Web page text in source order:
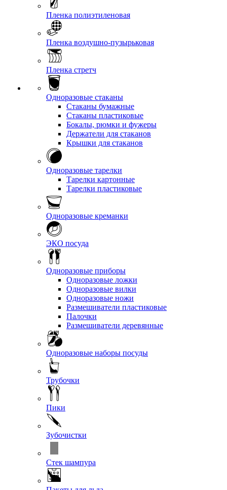
Пленка полиэтиленовая
Пленка воздушно-пузырьковая
Пленка стретч
Одноразовые стаканы
Стаканы бумажные
Стаканы пластиковые
Бокалы, рюмки и фужеры
Держатели для стаканов
Крышки для стаканов
Одноразовые тарелки
Тарелки картонные
Тарелки пластиковые
Одноразовые креманки
ЭКО посуда
Одноразовые приборы
Одноразовые ложки
Одноразовые вилки
Одноразовые ножи
Размешиватели пластиковые
Палочки
Размешиватели деревянные
Одноразовые наборы посуды
Трубочки
Пики
Зубочистки
Стек шампура